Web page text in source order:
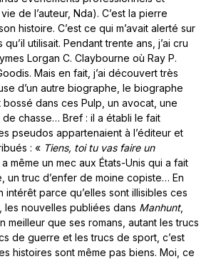
de l’auteur, Nda). C’est la pierre
histoire. C’est ce qui m’avait alerté sur
utilisait. Pendant trente ans, j’ai cru
Lorgan C. Claybourne où Ray P.
Mais en fait, j’ai découvert très
d’un autre biographe, le biographe
bossé dans ces Pulp, un avocat, une
chasse… Bref : il a établi le fait
pseudos appartenaient à l’éditeur et
: « Tiens, toi tu vas faire un
a même un mec aux États-Unis qui a fait
un truc d’enfer de moine copiste… En
intérêt parce qu’elles sont illisibles ces
les nouvelles publiées dans Manhunt,
meilleur que ses romans, autant les trucs
de guerre et les trucs de sport, c’est
histoires sont même pas biens. Moi, ce